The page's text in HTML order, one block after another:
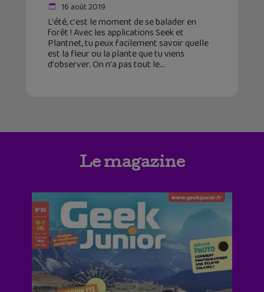
16 août 2019
L'été, c'est le moment de se balader en
forêt ! Avec les applications Seek et
Plantnet, tu peux facilement savoir quelle
est la fleur ou la plante que tu viens
d'observer. On n'a pas tout le
Le magazine